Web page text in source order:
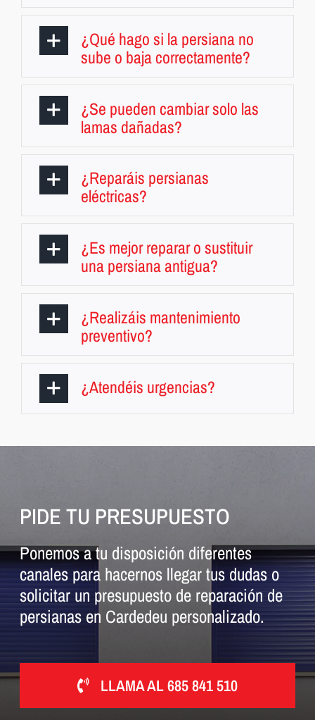
¿Qué hago si la persiana no
sube o baja correctamente?
¿Se pueden cambiar solo las
lamas dañadas?
¿Reparáis persianas
eléctricas?
¿Es mejor reparar o sustituir
una persiana antigua?
¿Realizáis mantenimiento
preventivo?
¿Atendéis urgencias?
PIDE TU PRESUPUESTO
Ponemos a tu disposición diferentes
canales para hacernos llegar tus dudas o
solicitar un presupuesto de reparación de
persianas en Cardedeu personalizado.
LLAMA AL 685 841 510